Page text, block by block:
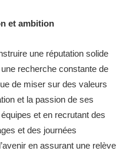
et ambition
une réputation solide
recherche constante de
de miser sur des valeurs
et la passion de ses
et en recrutant des
et des journées
en assurant une relève